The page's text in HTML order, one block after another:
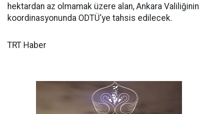
hektardan az olmamak üzere alan, Ankara Valiliğinin
koordinasyonunda ODTÜ'ye tahsis edilecek.
TRT Haber